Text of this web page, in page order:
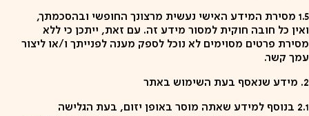
1.5 מסירת המידע האישי נעשית מרצונך החופשי ובהסכמתך,
ואין כל חובה חוקית למסור מידע זה. עם זאת, ייתכן כי ללא
מסירת פרטים מסוימים לא נוכל לספק מענה לפנייתך ו/או ליצור
עמך קשר.
2. מידע שנאסף בעת השימוש באתר
2.1 בנוסף למידע שאתה מוסר באופן יזום, בעת הגלישה